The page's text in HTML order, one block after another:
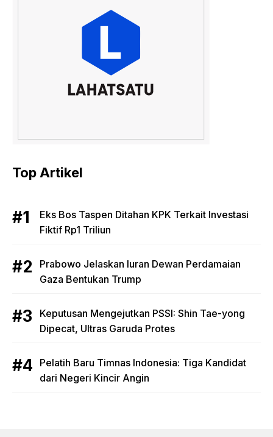
Top Artikel
Eks Bos Taspen Ditahan KPK Terkait Investasi
Fiktif Rp1 Triliun
Prabowo Jelaskan Iuran Dewan Perdamaian
Gaza Bentukan Trump
Keputusan Mengejutkan PSSI: Shin Tae-yong
Dipecat, Ultras Garuda Protes
Pelatih Baru Timnas Indonesia: Tiga Kandidat
dari Negeri Kincir Angin